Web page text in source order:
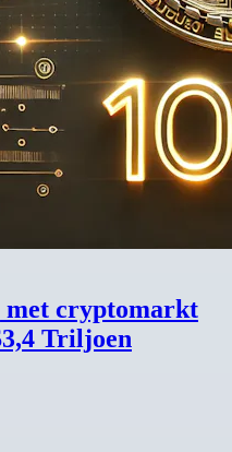
met cryptomarkt
Triljoen